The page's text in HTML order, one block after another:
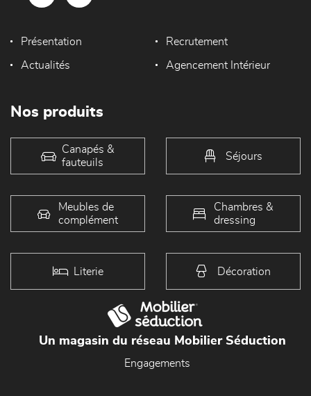
Présentation Recrutement
Actualités Agencement Intérieur
Nos produits
Canapés &
fauteuils
Séjours
Meubles de
complément
Chambres &
dressing
Literie Décoration
Un magasin du réseau Mobilier Séduction
Engagements